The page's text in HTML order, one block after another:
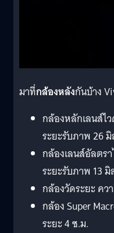
มาที่กล้องหลังกันบ้าง
กล้องหลักเลนส์ไ
ระยะรับภาพ 26
กล้องเลนส์อัลตร
ระยะรับภาพ 13
กล้องวัดระยะ คว
กล้อง Super
ระยะ 4 ซ.ม.